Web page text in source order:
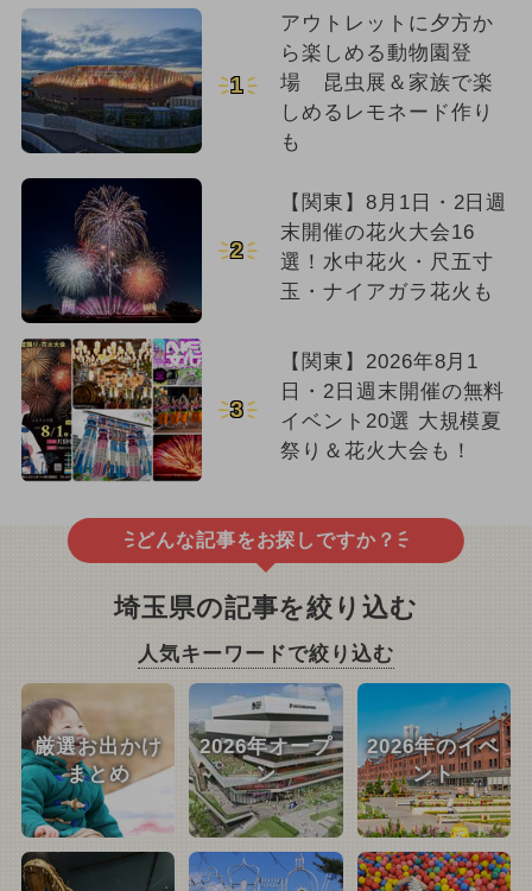
1
アウトレットに夕方か
ら楽しめる動物園登
場 昆虫展＆家族で楽
しめるレモネード作り
も
2
【関東】8月1日・2日週
末開催の花火大会16
選！水中花火・尺五寸
玉・ナイアガラ花火も
3
【関東】2026年8月1
日・2日週末開催の無料
イベント20選 大規模夏
祭り＆花火大会も！
どんな記事をお探しですか？
埼玉県の記事を絞り込む
人気キーワードで絞り込む
厳選お出かけ
まとめ
2026年オープ
ン
2026年のイベ
ント